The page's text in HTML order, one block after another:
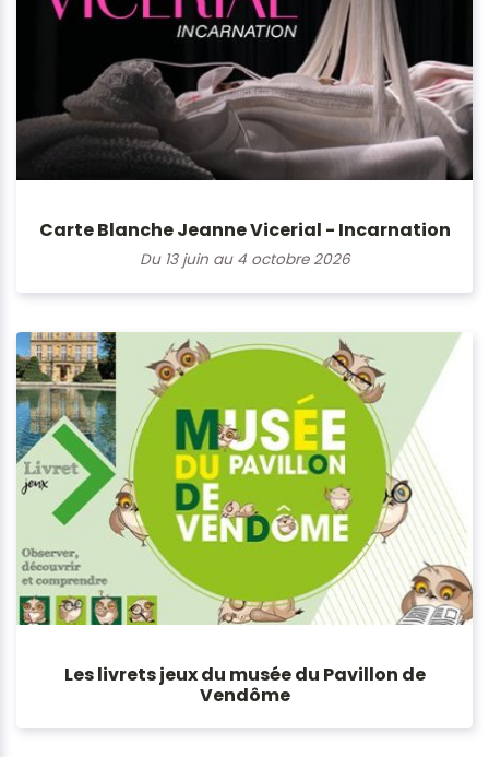
Carte Blanche Jeanne Vicerial - Incarnation
Du 13 juin au 4 octobre 2026
Les livrets jeux du musée du Pavillon de
Vendôme